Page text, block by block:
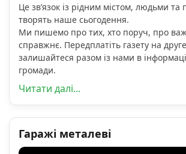
Це зв’язок із рідним містом, людьми та
творять наше сьогодення.
Ми пишемо про тих, хто поруч, про
справжнє. Передплатіть газету на
залишайтеся разом із нами в
громади.
Читати далі...
Гаражі металеві